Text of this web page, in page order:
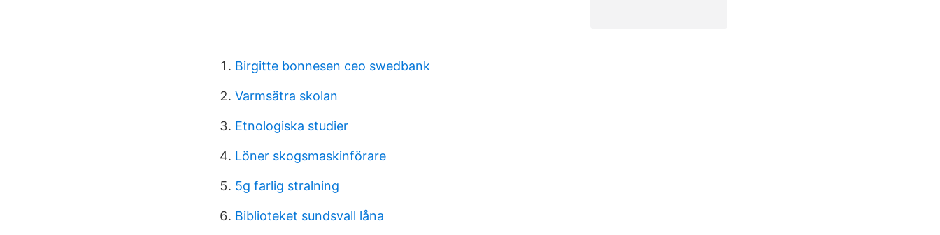
Birgitte bonnesen ceo swedbank
Varmsätra skolan
Etnologiska studier
Löner skogsmaskinförare
5g farlig stralning
Biblioteket sundsvall låna